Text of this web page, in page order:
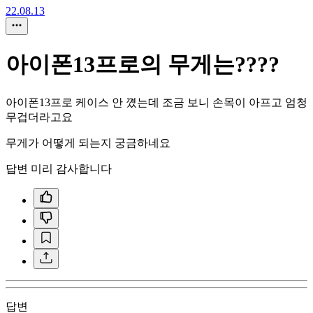
22.08.13
아이폰13프로의 무게는????
아이폰13프로 케이스 안 꼈는데 조금 보니 손목이 아프고 엄청
무겁더라고요
무게가 어떻게 되는지 궁금하네요
답변 미리 감사합니다
답변